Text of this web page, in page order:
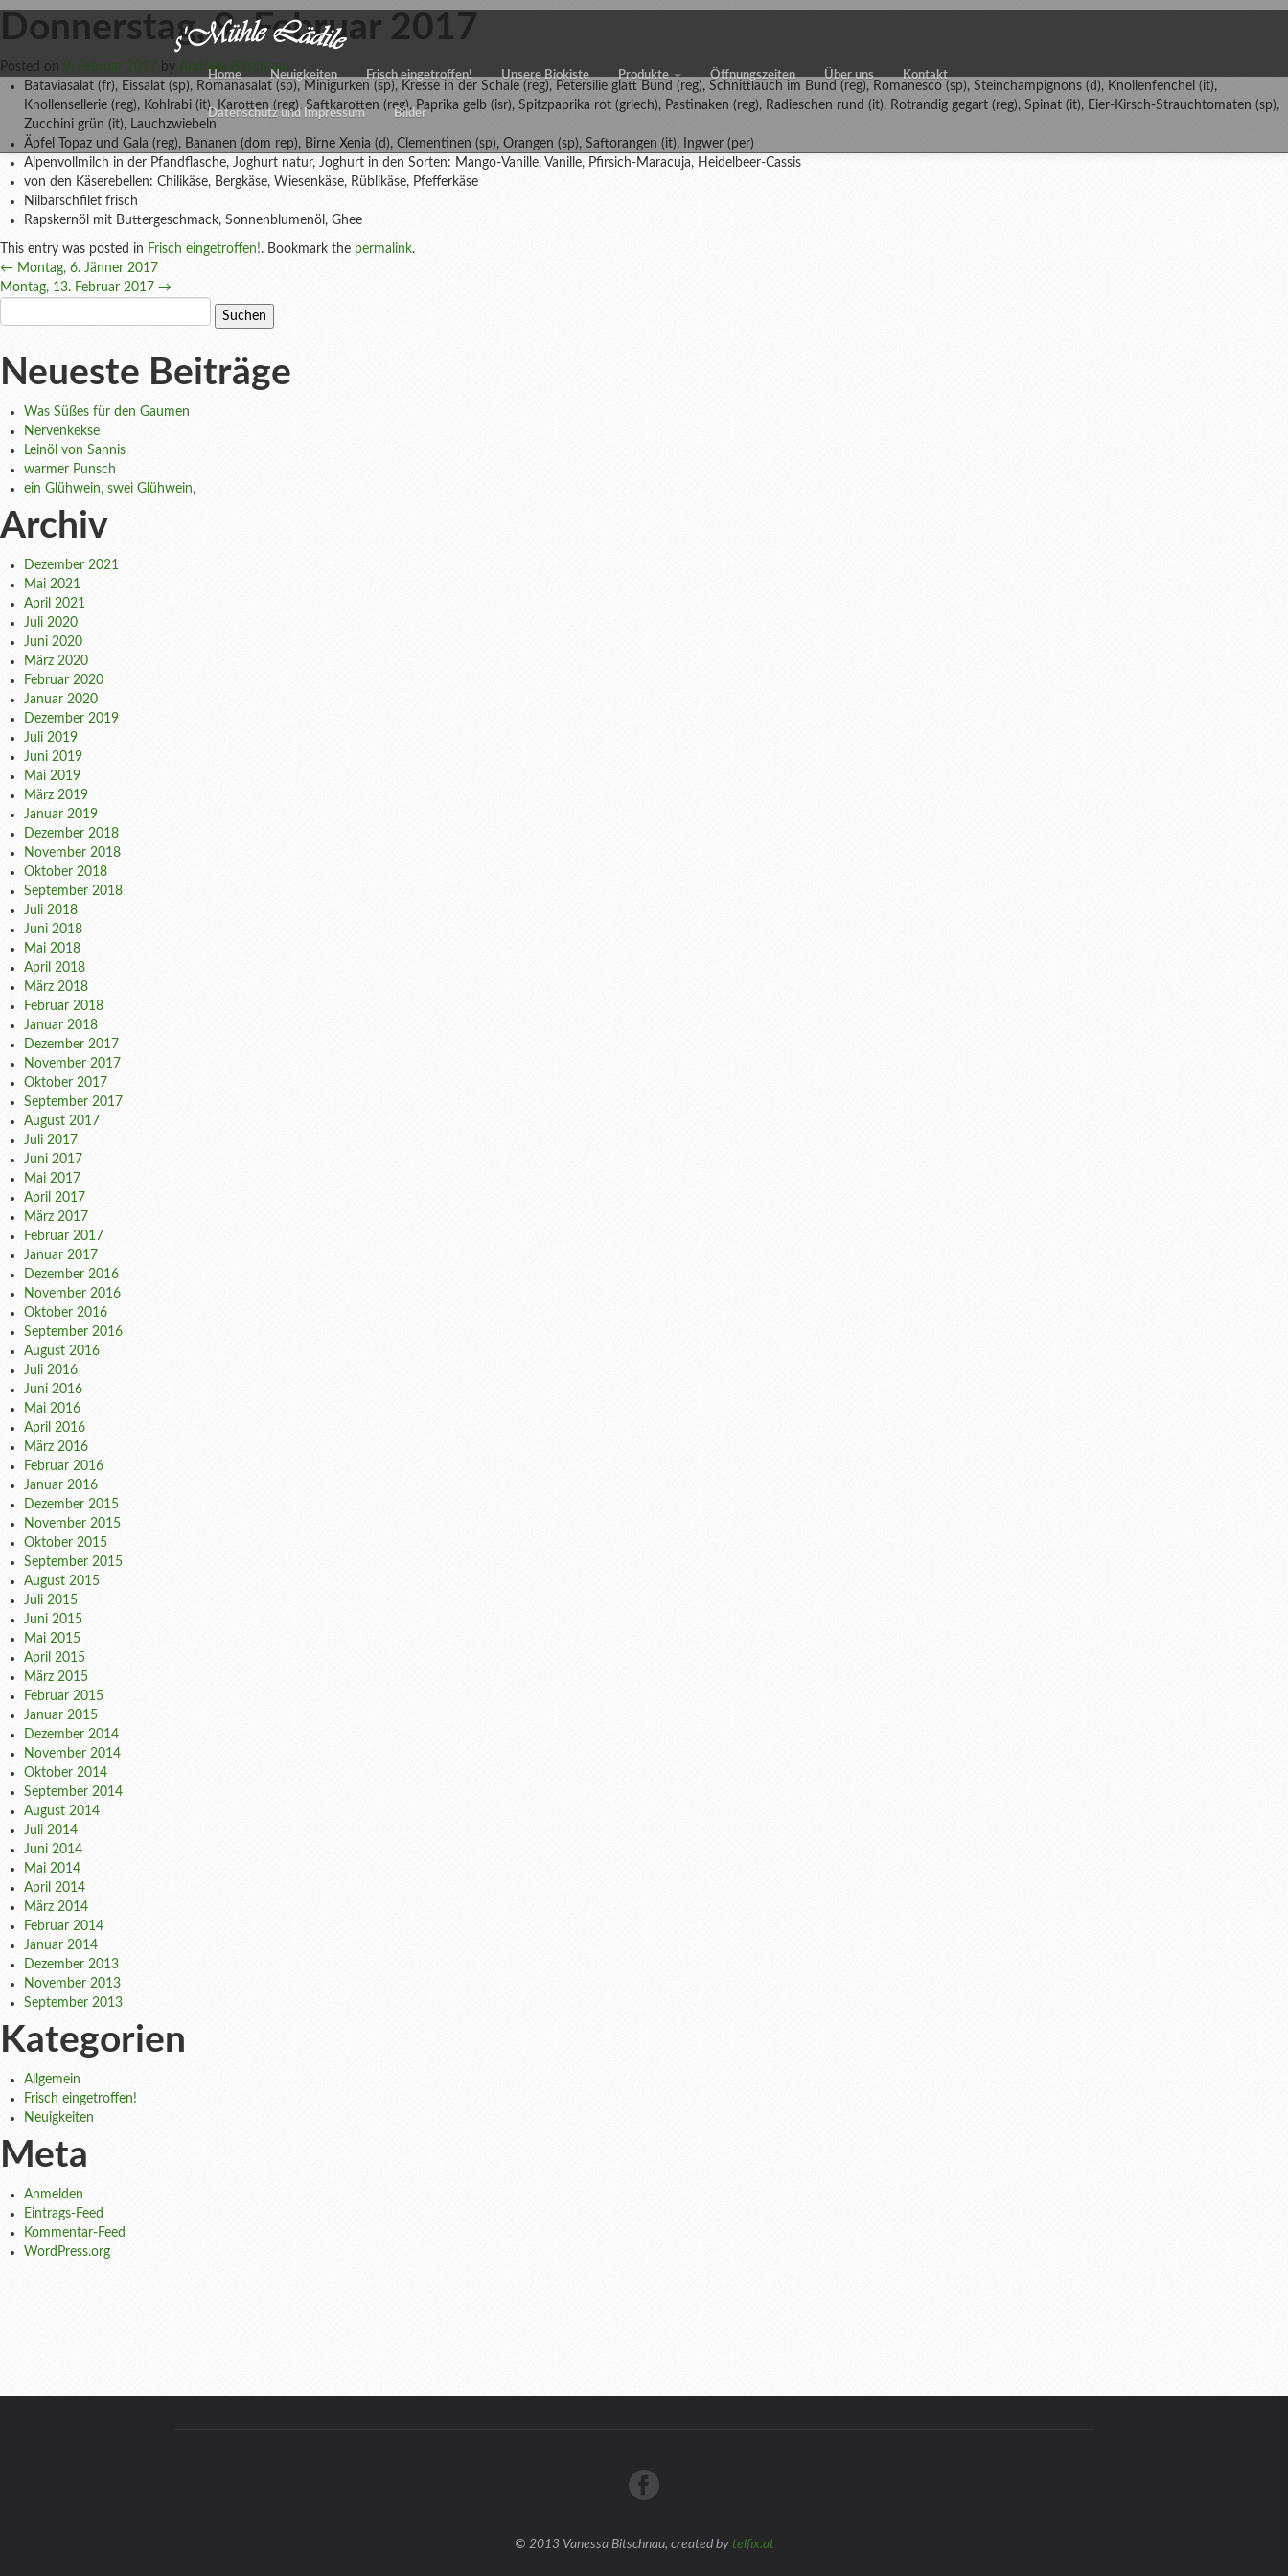
Home Neuigkeiten Frisch eingetroffen! Unsere Biokiste Produkte Öffnungszeiten Über uns Kontakt
Datenschutz und Impressum Bilder
Donnerstag, 9. Februar 2017
Posted on 9. Februar 2017 by Andreas Bitschnau
Bataviasalat (fr), Eissalat (sp), Romanasalat (sp), Minigurken (sp), Kresse in der Schale (reg), Petersilie glatt Bund (reg), Schnittlauch im Bund (reg), Romanesco (sp), Steinchampignons (d), Knollenfenchel (it),
Knollensellerie (reg), Kohlrabi (it), Karotten (reg), Saftkarotten (reg), Paprika gelb (isr), Spitzpaprika rot (griech), Pastinaken (reg), Radieschen rund (it), Rotrandig gegart (reg), Spinat (it), Eier-Kirsch-Strauchtomaten (sp),
Zucchini grün (it), Lauchzwiebeln
Äpfel Topaz und Gala (reg), Bananen (dom rep), Birne Xenia (d), Clementinen (sp), Orangen (sp), Saftorangen (it), Ingwer (per)
Alpenvollmilch in der Pfandflasche, Joghurt natur, Joghurt in den Sorten: Mango-Vanille, Vanille, Pfirsich-Maracuja, Heidelbeer-Cassis
von den Käserebellen: Chilikäse, Bergkäse, Wiesenkäse, Rüblikäse, Pfefferkäse
Nilbarschfilet frisch
Rapskernöl mit Buttergeschmack, Sonnenblumenöl, Ghee
This entry was posted in Frisch eingetroffen!. Bookmark the permalink.
Post
navigation
← Montag, 6. Jänner 2017
Montag, 13. Februar 2017 →
nach:
Neueste Beiträge
Was Süßes für den Gaumen
Nervenkekse
Leinöl von Sannis
warmer Punsch
ein Glühwein, swei Glühwein,
Archiv
Dezember 2021
Mai 2021
April 2021
Juli 2020
Juni 2020
März 2020
Februar 2020
Januar 2020
Dezember 2019
Juli 2019
Juni 2019
Mai 2019
März 2019
Januar 2019
Dezember 2018
November 2018
Oktober 2018
September 2018
Juli 2018
Juni 2018
Mai 2018
April 2018
März 2018
Februar 2018
Januar 2018
Dezember 2017
November 2017
Oktober 2017
September 2017
August 2017
Juli 2017
Juni 2017
Mai 2017
April 2017
März 2017
Februar 2017
Januar 2017
Dezember 2016
November 2016
Oktober 2016
September 2016
August 2016
Juli 2016
Juni 2016
Mai 2016
April 2016
März 2016
Februar 2016
Januar 2016
Dezember 2015
November 2015
Oktober 2015
September 2015
August 2015
Juli 2015
Juni 2015
Mai 2015
April 2015
März 2015
Februar 2015
Januar 2015
Dezember 2014
November 2014
Oktober 2014
September 2014
August 2014
Juli 2014
Juni 2014
Mai 2014
April 2014
März 2014
Februar 2014
Januar 2014
Dezember 2013
November 2013
September 2013
Kategorien
Allgemein
Frisch eingetroffen!
Neuigkeiten
Meta
Anmelden
Eintrags-Feed
Kommentar-Feed
WordPress.org
© 2013 Vanessa Bitschnau, created by telfix.at